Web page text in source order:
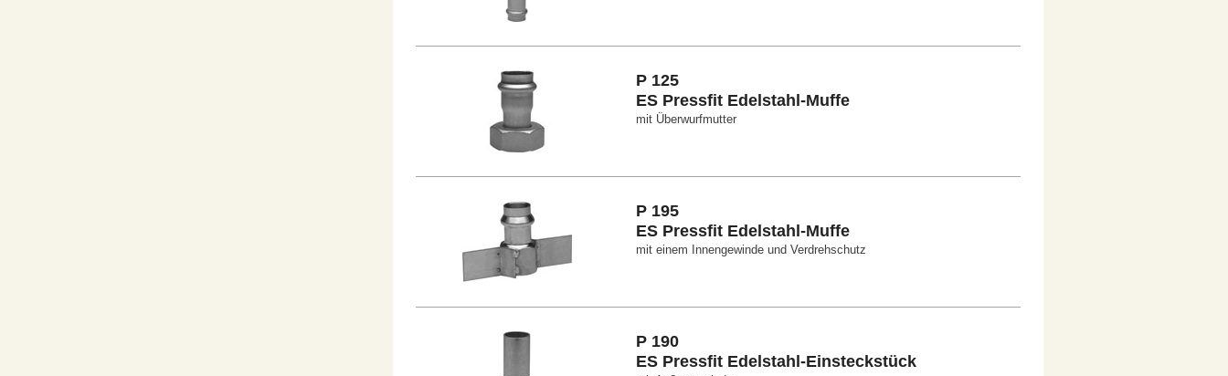
P 125
ES Pressfit Edelstahl-Muffe
mit Überwurfmutter
P 195
ES Pressfit Edelstahl-Muffe
mit einem Innengewinde und Verdrehschutz
P 190
ES Pressfit Edelstahl-Einsteckstück